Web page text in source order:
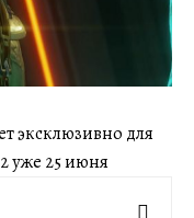
эксклюзивно для
уже 25 июня